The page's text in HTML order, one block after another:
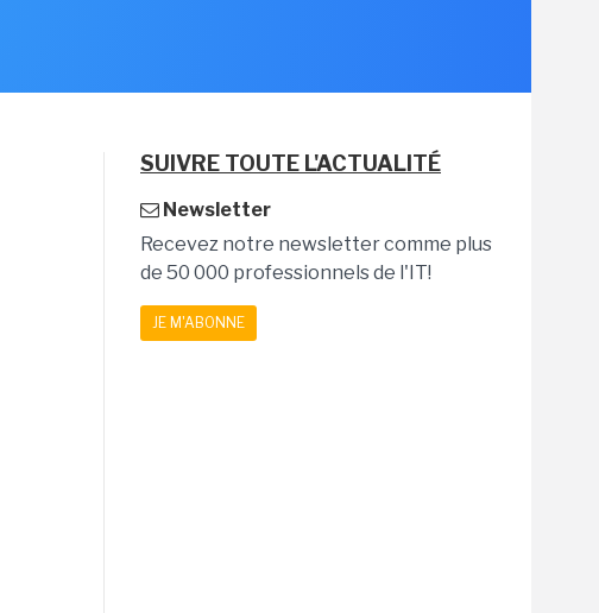
SUIVRE TOUTE L'ACTUALITÉ
Newsletter
Recevez notre newsletter comme plus
de 50 000 professionnels de l'IT!
JE M'ABONNE